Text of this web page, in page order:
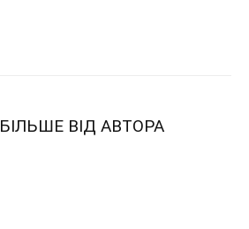
БІЛЬШЕ ВІД АВТОРА